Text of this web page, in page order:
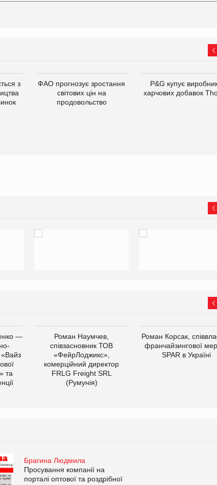
з
ФАО прогнозує зростання
світових цін на
продовольство
P&G купує
харчових добавок
—
«Вайз
та
Роман Наумчев,
співзасновник ТОВ
«ФейрЛоджикс»,
комерційний директор
FRLG Freight SRL
(Румунія)
Роман Корсак,
франчайзингової
SPAR в Україні
Брагина Людмила
Просування компанії на
порталі оптової та роздрібної